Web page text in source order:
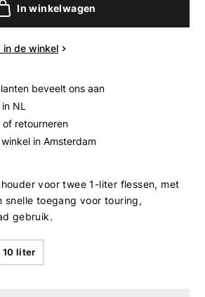
In winkelwagen
in de winkel
beveelt ons aan
in NL
of retourneren
winkel in Amsterdam
voor twee 1-liter flessen, met
snelle toegang voor touring,
gebruik.
liter